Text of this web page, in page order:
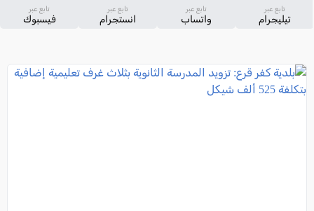
تابع عبر
تيليجرام
تابع عبر
واتساب
تابع عبر
انستجرام
تابع عبر
فيسبوك